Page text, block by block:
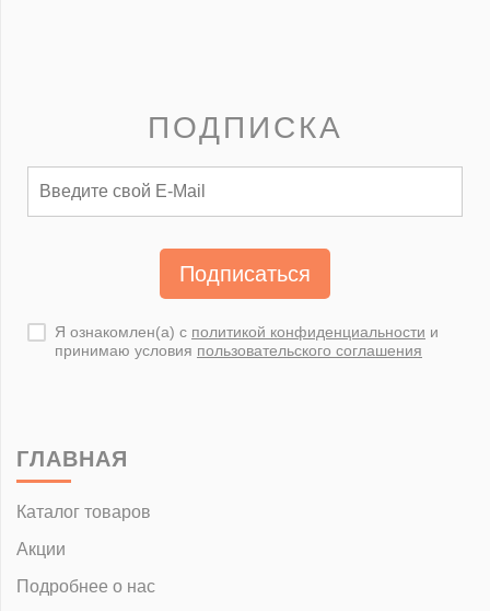
ПОДПИСКА
Подписаться
Я ознакомлен(а) с политикой конфиденциальности и
принимаю условия пользовательского соглашения
ГЛАВНАЯ
Каталог товаров
Акции
Подробнее о нас